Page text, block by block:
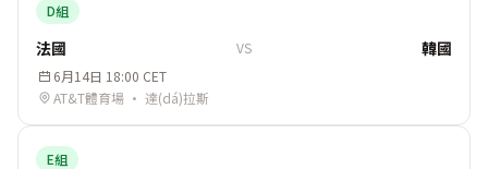
D組
法國 VS 韓國
6月14日 18:00 CET
AT&T體育場 · 達(dá)拉斯
E組